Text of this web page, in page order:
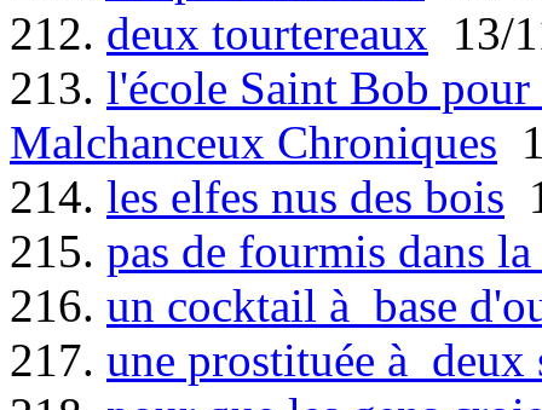
212. deux tourtereaux 13/
213. l'école Saint Bob
Malchanceux Chroniques
214. les elfes nus des bois
215. pas de fourmis dans
216. un cocktail à base
217. une prostituée à deux